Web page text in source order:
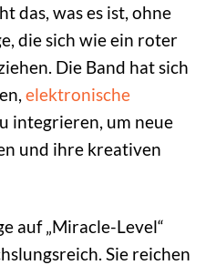
das, was es ist, ohne
die sich wie ein roter
Die Band hat sich
elektronische
integrieren, um neue
und ihre kreativen
auf „Miracle-Level“
Sie reichen